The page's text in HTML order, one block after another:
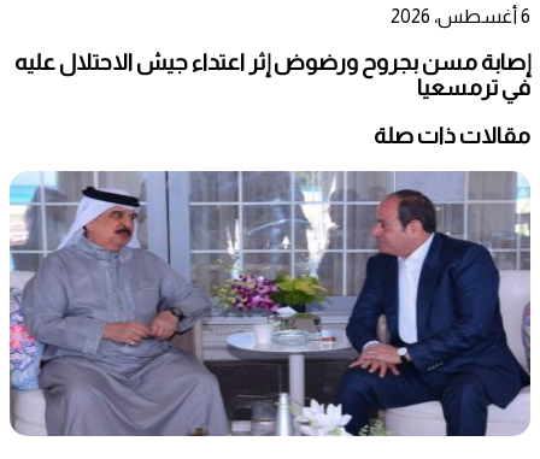
6 أغسطس، 2026
إصابة مسن بجروح ورضوض إثر اعتداء جيش الاحتلال عليه
في ترمسعيا
مقالات ذات صلة